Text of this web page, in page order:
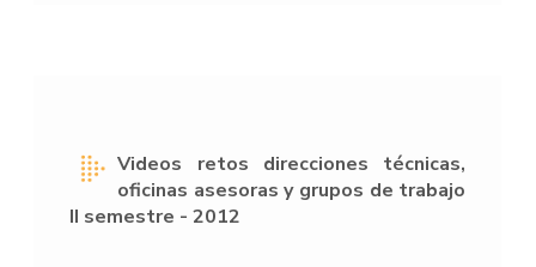
Videos retos direcciones técnicas,
oficinas asesoras y grupos de trabajo
II semestre - 2012